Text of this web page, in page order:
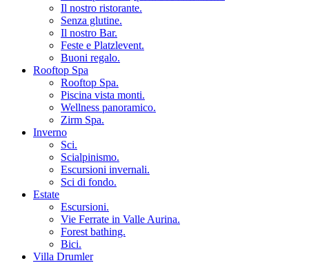
Il nostro ristorante.
Senza glutine.
Il nostro Bar.
Feste e Platzlevent.
Buoni regalo.
Rooftop Spa
Rooftop Spa.
Piscina vista monti.
Wellness panoramico.
Zirm Spa.
Inverno
Sci.
Scialpinismo.
Escursioni invernali.
Sci di fondo.
Estate
Escursioni.
Vie Ferrate in Valle Aurina.
Forest bathing.
Bici.
Villa Drumler